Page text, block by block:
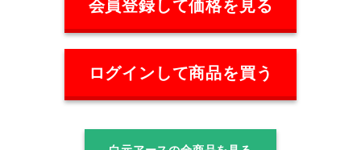
会員登録して価格を見る
ログインして商品を買う